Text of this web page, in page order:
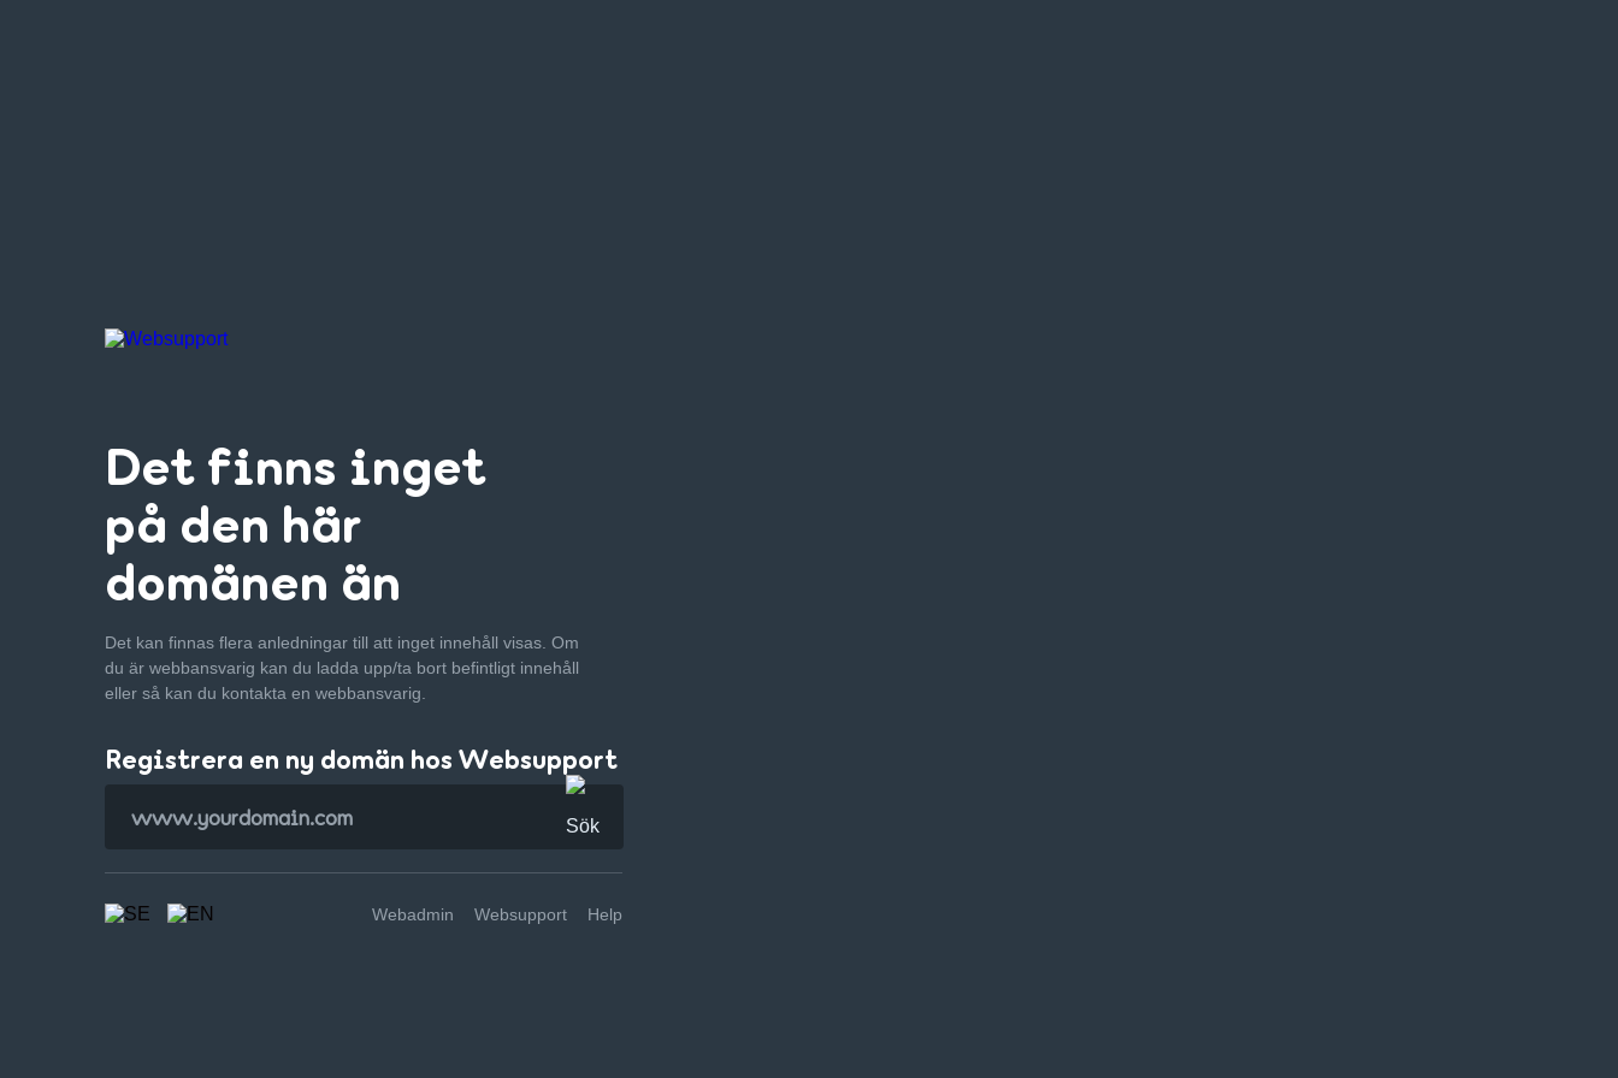
Det finns inget
på den här
domänen än
Det kan finnas flera anledningar till att inget innehåll visas. Om
du är webbansvarig kan du ladda upp/ta bort befintligt innehåll
eller så kan du kontakta en webbansvarig.
Registrera en ny domän hos Websupport
Webadmin Websupport Help